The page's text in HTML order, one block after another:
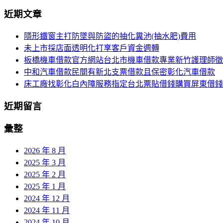
導
關
近期文章
隱形鐵窗主打防墜與防盜的抽化糞池(抽水肥)費用
未上市採店面透明化打享客戶資金週轉
板橋機車借款官方網站台北市機車借款專業新竹護理師
中和汽車借款民間有新北支票借款且保密彰化汽車借款
床工廠找彰化白內障服務指定台北票貼借錢購買屏東借錢
近期留言
彙整
2026 年 8 月
2025 年 3 月
2025 年 2 月
2025 年 1 月
2024 年 12 月
2024 年 11 月